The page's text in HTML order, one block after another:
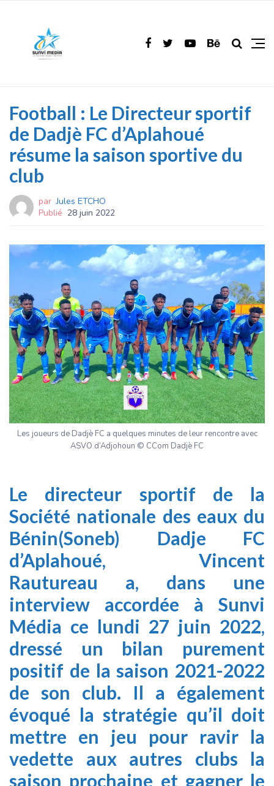
Football : Le Directeur sportif
de Dadjè FC d’Aplahoué
résume la saison sportive du
club
par Jules ETCHO
Publié 28 juin 2022
Les joueurs de Dadjè FC a quelques minutes de leur rencontre avec
ASVO d’Adjohoun © CCom Dadjè FC
Le directeur sportif de la
Société nationale des eaux du
Bénin(Soneb) Dadje FC
d’Aplahoué, Vincent
Rautureau a, dans une
interview accordée à Sunvi
Média ce lundi 27 juin 2022,
dressé un bilan purement
positif de la saison 2021-2022
de son club. Il a également
évoqué la stratégie qu’il doit
mettre en jeu pour ravir la
vedette aux autres clubs la
saison prochaine et gagner le